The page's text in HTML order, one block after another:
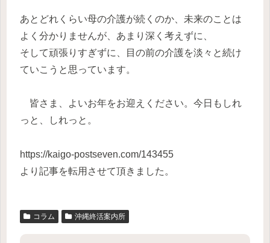
あとどれくらい母の介護が続くのか、未来のことは
よく分かりませんが、あまり深く考えずに、
そして頑張りすぎずに、目の前の介護を淡々と続け
ていこうと思っています。
皆さま、よいお年をお迎えください。今日もしれ
っと、しれっと。
https://kaigo-postseven.com/143455
より記事を転用させて頂きました。
コラム 沖縄終活案内所